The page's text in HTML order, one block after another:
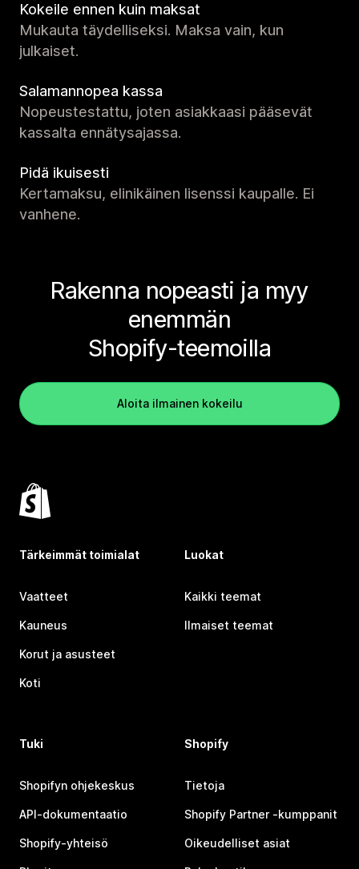
Kokeile ennen kuin maksat
Mukauta täydelliseksi. Maksa vain, kun
julkaiset.
Salamannopea kassa
Nopeustestattu, joten asiakkaasi pääsevät
kassalta ennätysajassa.
Pidä ikuisesti
Kertamaksu, elinikäinen lisenssi kaupalle. Ei
vanhene.
Rakenna nopeasti ja myy
enemmän
Shopify-teemoilla
Aloita ilmainen kokeilu
Tärkeimmät toimialat
Vaatteet
Kauneus
Korut ja asusteet
Koti
Luokat
Kaikki teemat
Ilmaiset teemat
Tuki
Shopifyn ohjekeskus
API-dokumentaatio
Shopify-yhteisö
Shopify
Tietoja
Shopify Partner ‑kumppanit
Oikeudelliset asiat